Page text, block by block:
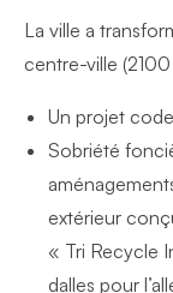
La ville a
centre-ville
Un projet
Sobriété
extérieur
« Tri Recycle
dalles pour